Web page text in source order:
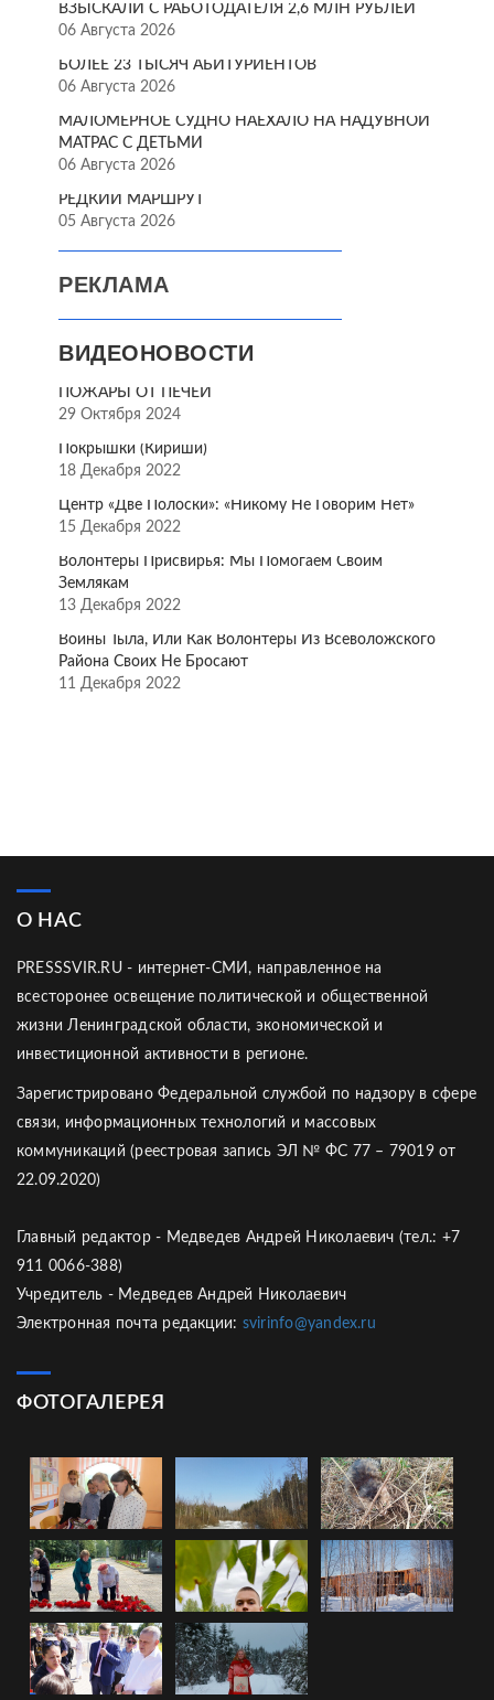
ВЗЫСКАЛИ С РАБОТОДАТЕЛЯ 2,6 МЛН РУБЛЕЙ
06 Августа 2026
БОЛЕЕ 23 ТЫСЯЧ АБИТУРИЕНТОВ
06 Августа 2026
МАЛОМЕРНОЕ СУДНО НАЕХАЛО НА НАДУВНОЙ
МАТРАС С ДЕТЬМИ
06 Августа 2026
РЕДКИЙ МАРШРУТ
05 Августа 2026
РЕКЛАМА
ВИДЕОНОВОСТИ
ПОЖАРЫ ОТ ПЕЧЕЙ
29 Октября 2024
Покрышки (Кириши)
18 Декабря 2022
Центр «Две Полоски»: «Никому Не Говорим Нет»
15 Декабря 2022
Волонтёры Присвирья: Мы Помогаем Своим
Землякам
13 Декабря 2022
Воины Тыла, Или Как Волонтёры Из Всеволожского
Района Своих Не Бросают
11 Декабря 2022
О НАС
PRESSSVIR.RU - интернет-СМИ, направленное на
всесторонее освещение политической и общественной
жизни Ленинградской области, экономической и
инвестиционной активности в регионе.
Зарегистрировано Федеральной службой по надзору в сфере
связи, информационных технологий и массовых
коммуникаций (реестровая запись ЭЛ № ФС 77 – 79019 от
22.09.2020)
Главный редактор - Медведев Андрей Николаевич (тел.: +7
911 0066-388)
Учредитель - Медведев Андрей Николаевич
Электронная почта редакции: svirinfo@yandex.ru
ФОТОГАЛЕРЕЯ